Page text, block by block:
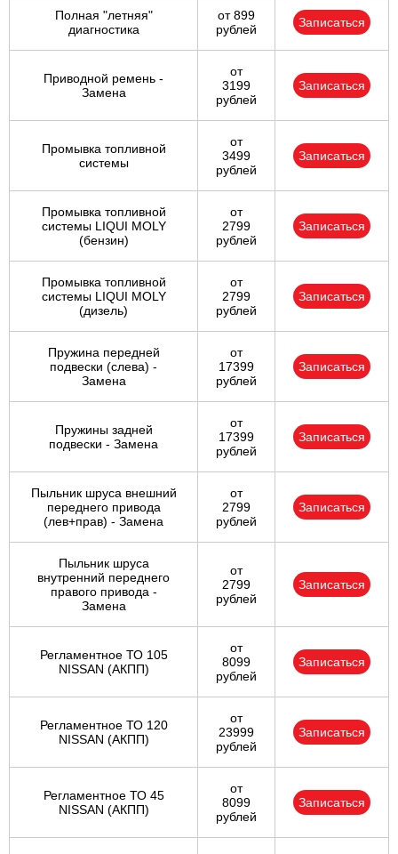
Полная "летняя"
диагностика
от 899
рублей
Записаться
Приводной ремень -
Замена
от
3199
рублей
Записаться
Промывка топливной
системы
от
3499
рублей
Записаться
Промывка топливной
системы LIQUI MOLY
(бензин)
от
2799
рублей
Записаться
Промывка топливной
системы LIQUI MOLY
(дизель)
от
2799
рублей
Записаться
Пружина передней
подвески (слева) -
Замена
от
17399
рублей
Записаться
Пружины задней
подвески - Замена
от
17399
рублей
Записаться
Пыльник шруса внешний
переднего привода
(лев+прав) - Замена
от
2799
рублей
Записаться
Пыльник шруса
внутренний переднего
правого привода -
Замена
от
2799
рублей
Записаться
Регламентное ТО 105
NISSAN (АКПП)
от
8099
рублей
Записаться
Регламентное ТО 120
NISSAN (АКПП)
от
23999
рублей
Записаться
Регламентное ТО 45
NISSAN (АКПП)
от
8099
рублей
Записаться